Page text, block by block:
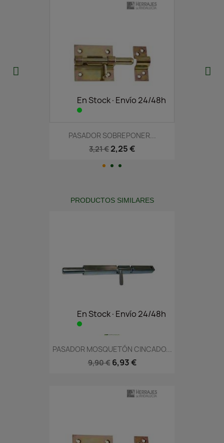
En Stock·Envío 24/48h
PASADOR SOBREPONER...
3,21 € 2,25 €
PRODUCTOS SIMILARES
En Stock·Envío 24/48h
PASADOR MOSQUETÓN CINCADO...
9,90 € 6,93 €